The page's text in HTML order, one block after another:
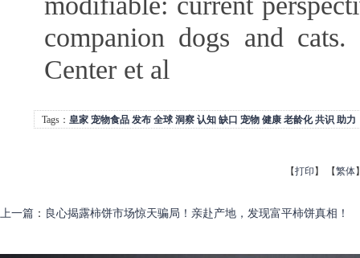
companion dogs and
Center et al
Tags： 皇家 宠物食品 发布 全球 洞察 认知 缺口 宠物 健康 老龄化 共识 助力
【打印 】 【繁体
上一篇 ： 良心揭露柿饼市场惊天骗局！亲赴产地，发现富平柿饼真相！